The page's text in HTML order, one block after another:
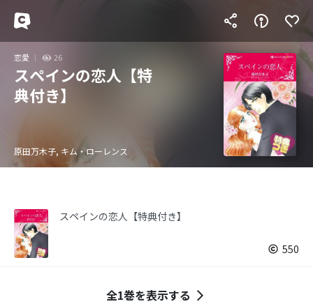
恋愛 26
スペインの恋人【特
典付き】
原田万木子, キム・ローレンス
スペインの恋人【特典付き】
550
全1巻を表示する